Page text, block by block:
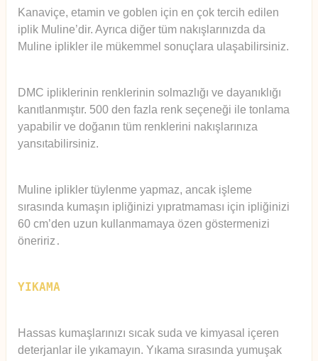
Kanaviçe, etamin ve goblen için en çok tercih edilen
iplik Muline’dir. Ayrıca diğer tüm nakışlarınızda da
Muline iplikler ile mükemmel sonuçlara ulaşabilirsiniz.
DMC ipliklerinin renklerinin solmazlığı ve dayanıklığı
kanıtlanmıştır. 500 den fazla renk seçeneği ile tonlama
yapabilir ve doğanın tüm renklerini nakışlarınıza
yansıtabilirsiniz.
Muline iplikler tüylenme yapmaz, ancak işleme
sırasında kumaşın ipliğinizi yıpratmaması için ipliğinizi
60 cm’den uzun kullanmamaya özen göstermenizi
öneririz .
YIKAMA
Hassas kumaşlarınızı sıcak suda ve kimyasal içeren
deterjanlar ile yıkamayın. Yıkama sırasında yumuşak